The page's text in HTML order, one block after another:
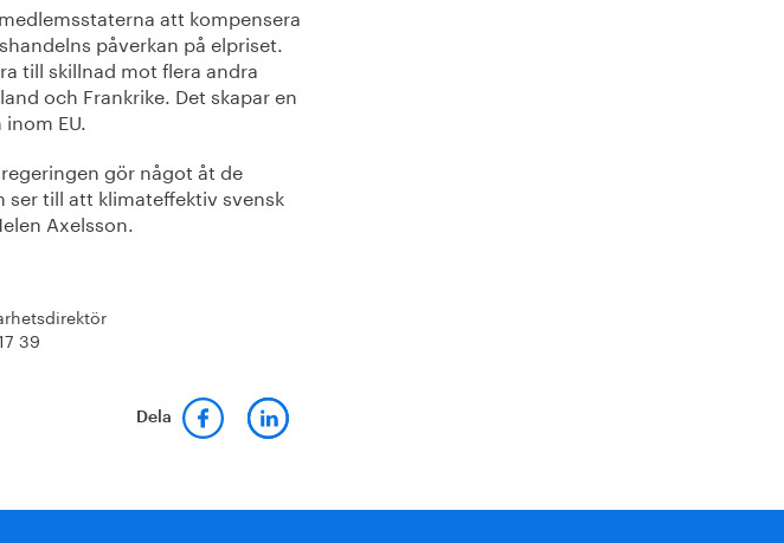
att kompensera
påverkan på elpriset.
till skillnad mot flera andra
och Frankrike. Det skapar en
EU.
gör något åt de
ser till att klimateffektiv svensk
Axelsson.
39
Dela